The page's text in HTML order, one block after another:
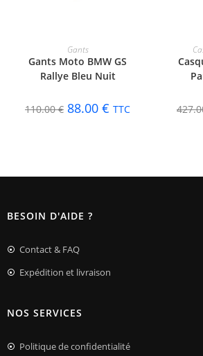
CHOIX DES OPTIONS
Gants
Gants Moto BMW GS
Rallye Bleu Nuit
110.00€ 88.00 € TTC
BESOIN D'AIDE ?
Contact & FAQ
Expédition et livraison
NOS SERVICES
Politique de confidentialité